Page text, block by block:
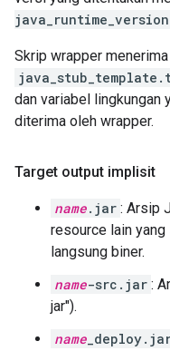
java_runtime_version
Skrip wrapper
dan variabel lingkungan
diterima oleh wrapper.
Target output implisit
name.jar : Arsip
resource lain
langsung biner.
name-src.jar :
jar").
name